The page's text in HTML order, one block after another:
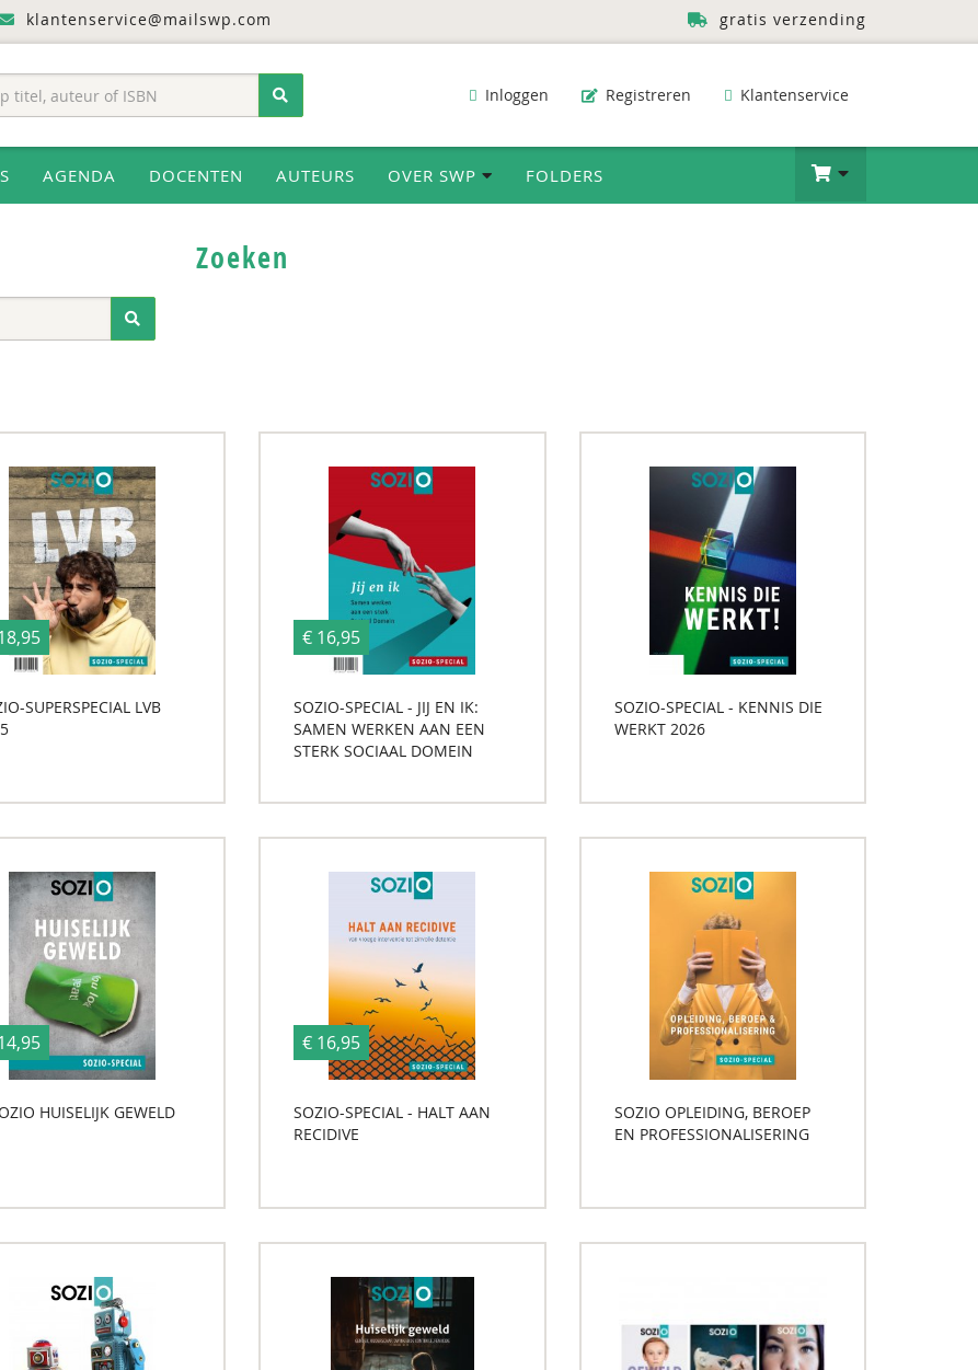
klantenservice@mailswp.com gratis verzending
Inloggen Registreren Klantenservice
AGENDA DOCENTEN AUTEURS OVER SWP FOLDERS
Zoeken
SUPERSPECIAL LVB
€ 16,95
SOZIO-SPECIAL - JIJ EN IK:
SAMEN WERKEN AAN EEN
STERK SOCIAAL DOMEIN
SOZIO-SPECIAL - KENNIS DIE
WERKT 2026
HUISELIJK GEWELD
€ 16,95
SOZIO-SPECIAL - HALT AAN
RECIDIVE
SOZIO OPLEIDING, BEROEP
EN PROFESSIONALISERING